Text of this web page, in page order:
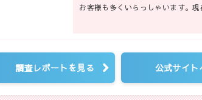
お客様も多くいらっしゃいます。
調査レポートを見る 公式サイト